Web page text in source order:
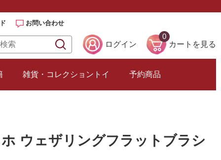
お問い合わせ
ログイン
0
カートを見る
雑貨・コレクショントイ 予約商品
ウェザリングフラットブラシ